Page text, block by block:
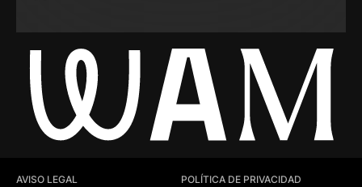
AVISO LEGAL POLÍTICA DE PRIVACIDAD